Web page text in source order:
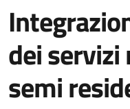
dei servizi
semi